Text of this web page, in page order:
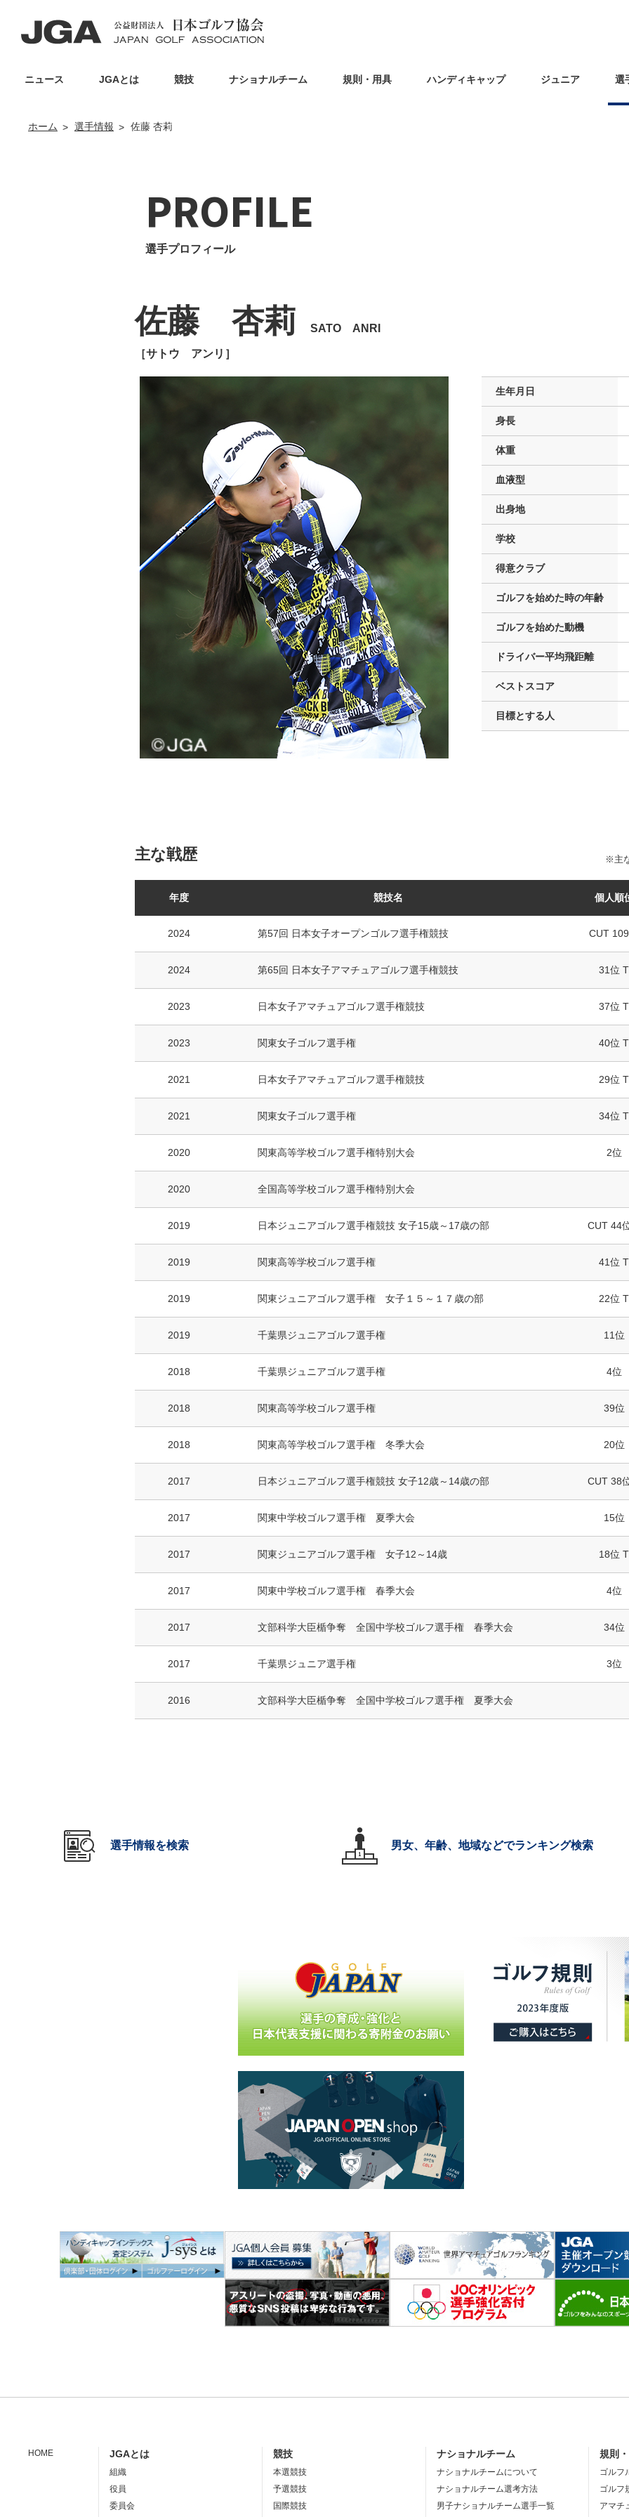
ニュース JGAとは 競技 ナショナルチーム 規則・用具 ハンディキャップ ジュニア 選
ホーム 選手情報 佐藤 杏莉
PROFILE
選手プロフィール
佐藤 杏莉 SATO ANRI
［サトウ アンリ］
生年月日
身長
体重
血液型
出身地
学校
得意クラブ
ゴルフを始めた時の年齢
ゴルフを始めた動機
ドライバー平均飛距離
ベストスコア
目標とする人
主な戦歴 ※主
年度 競技名 個人順
2024 第57回 日本女子オープンゴルフ選手権競技 CUT
2024 第65回 日本女子アマチュアゴルフ選手権競技 31位 T
2023 日本女子アマチュアゴルフ選手権競技 37位 T
2023 関東女子ゴルフ選手権 40位 T
2021 日本女子アマチュアゴルフ選手権競技 29位 T
2021 関東女子ゴルフ選手権 34位 T
2020 関東高等学校ゴルフ選手権特別大会 2位
2020 全国高等学校ゴルフ選手権特別大会
2019 日本ジュニアゴルフ選手権競技 女子15歳～17歳の部 CUT 44
2019 関東高等学校ゴルフ選手権 41位 T
2019 関東ジュニアゴルフ選手権 女子１５～１７歳の部 22位 T
2019 千葉県ジュニアゴルフ選手権 11位
2018 千葉県ジュニアゴルフ選手権 4位
2018 関東高等学校ゴルフ選手権 39位
2018 関東高等学校ゴルフ選手権 冬季大会 20位
2017 日本ジュニアゴルフ選手権競技 女子12歳～14歳の部 CUT 38
2017 関東中学校ゴルフ選手権 夏季大会 15位
2017 関東ジュニアゴルフ選手権 女子12～14歳 18位 T
2017 関東中学校ゴルフ選手権 春季大会 4位
2017 文部科学大臣楯争奪 全国中学校ゴルフ選手権 春季大会 34位
2017 千葉県ジュニア選手権 3位
2016 文部科学大臣楯争奪 全国中学校ゴルフ選手権 夏季大会
選手情報を検索 男女、年齢、地域などでランキング検索
HOME JGAとは
組織
役員
委員会
競技
本選競技
予選競技
国際競技
ナショナルチーム
ナショナルチームについて
ナショナルチーム選考方法
男子ナショナルチーム選手一覧
規則
ゴルフ
ゴルフ
アマチ